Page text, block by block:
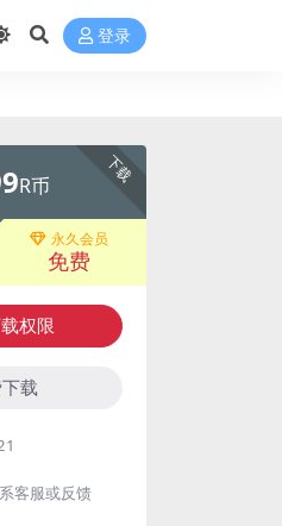
登录
下载
R币
永久会员
免费
权限
载
客服或反馈